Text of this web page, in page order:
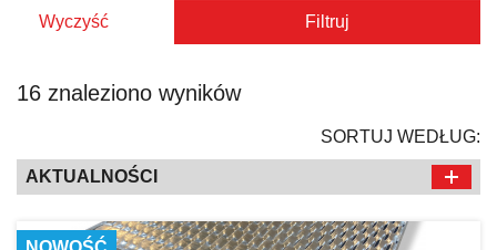
Wyczyść Filtruj
16 znaleziono wyników
SORTUJ WEDŁUG:
AKTUALNOŚCI